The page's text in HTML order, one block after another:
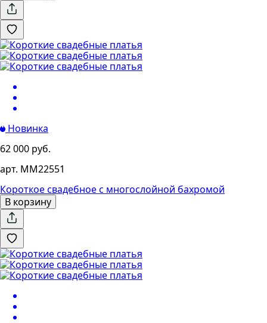
Новинка
62 000 руб.
арт. MM22551
Короткое свадебное с многослойной бахромой
В корзину